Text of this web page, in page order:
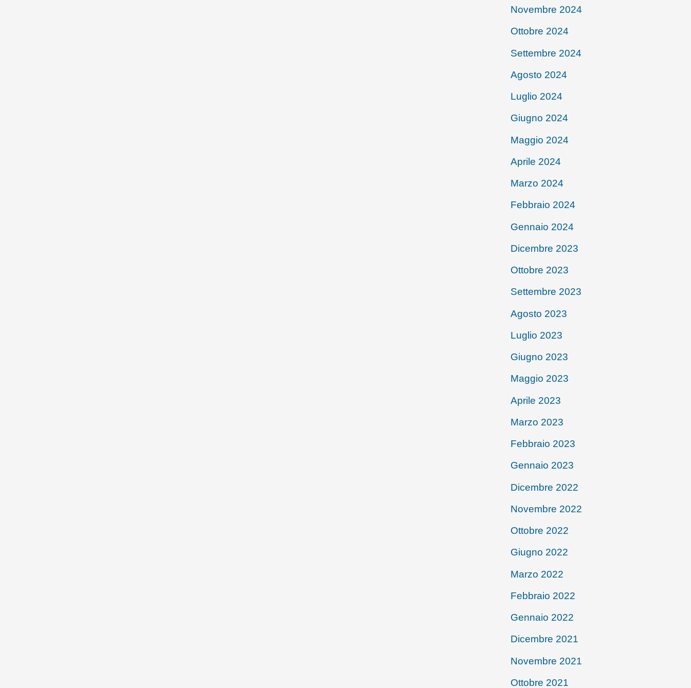
Novembre 2024
Ottobre 2024
Settembre 2024
Agosto 2024
Luglio 2024
Giugno 2024
Maggio 2024
Aprile 2024
Marzo 2024
Febbraio 2024
Gennaio 2024
Dicembre 2023
Ottobre 2023
Settembre 2023
Agosto 2023
Luglio 2023
Giugno 2023
Maggio 2023
Aprile 2023
Marzo 2023
Febbraio 2023
Gennaio 2023
Dicembre 2022
Novembre 2022
Ottobre 2022
Giugno 2022
Marzo 2022
Febbraio 2022
Gennaio 2022
Dicembre 2021
Novembre 2021
Ottobre 2021